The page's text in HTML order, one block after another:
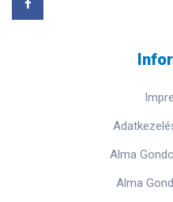
Alma
Alma